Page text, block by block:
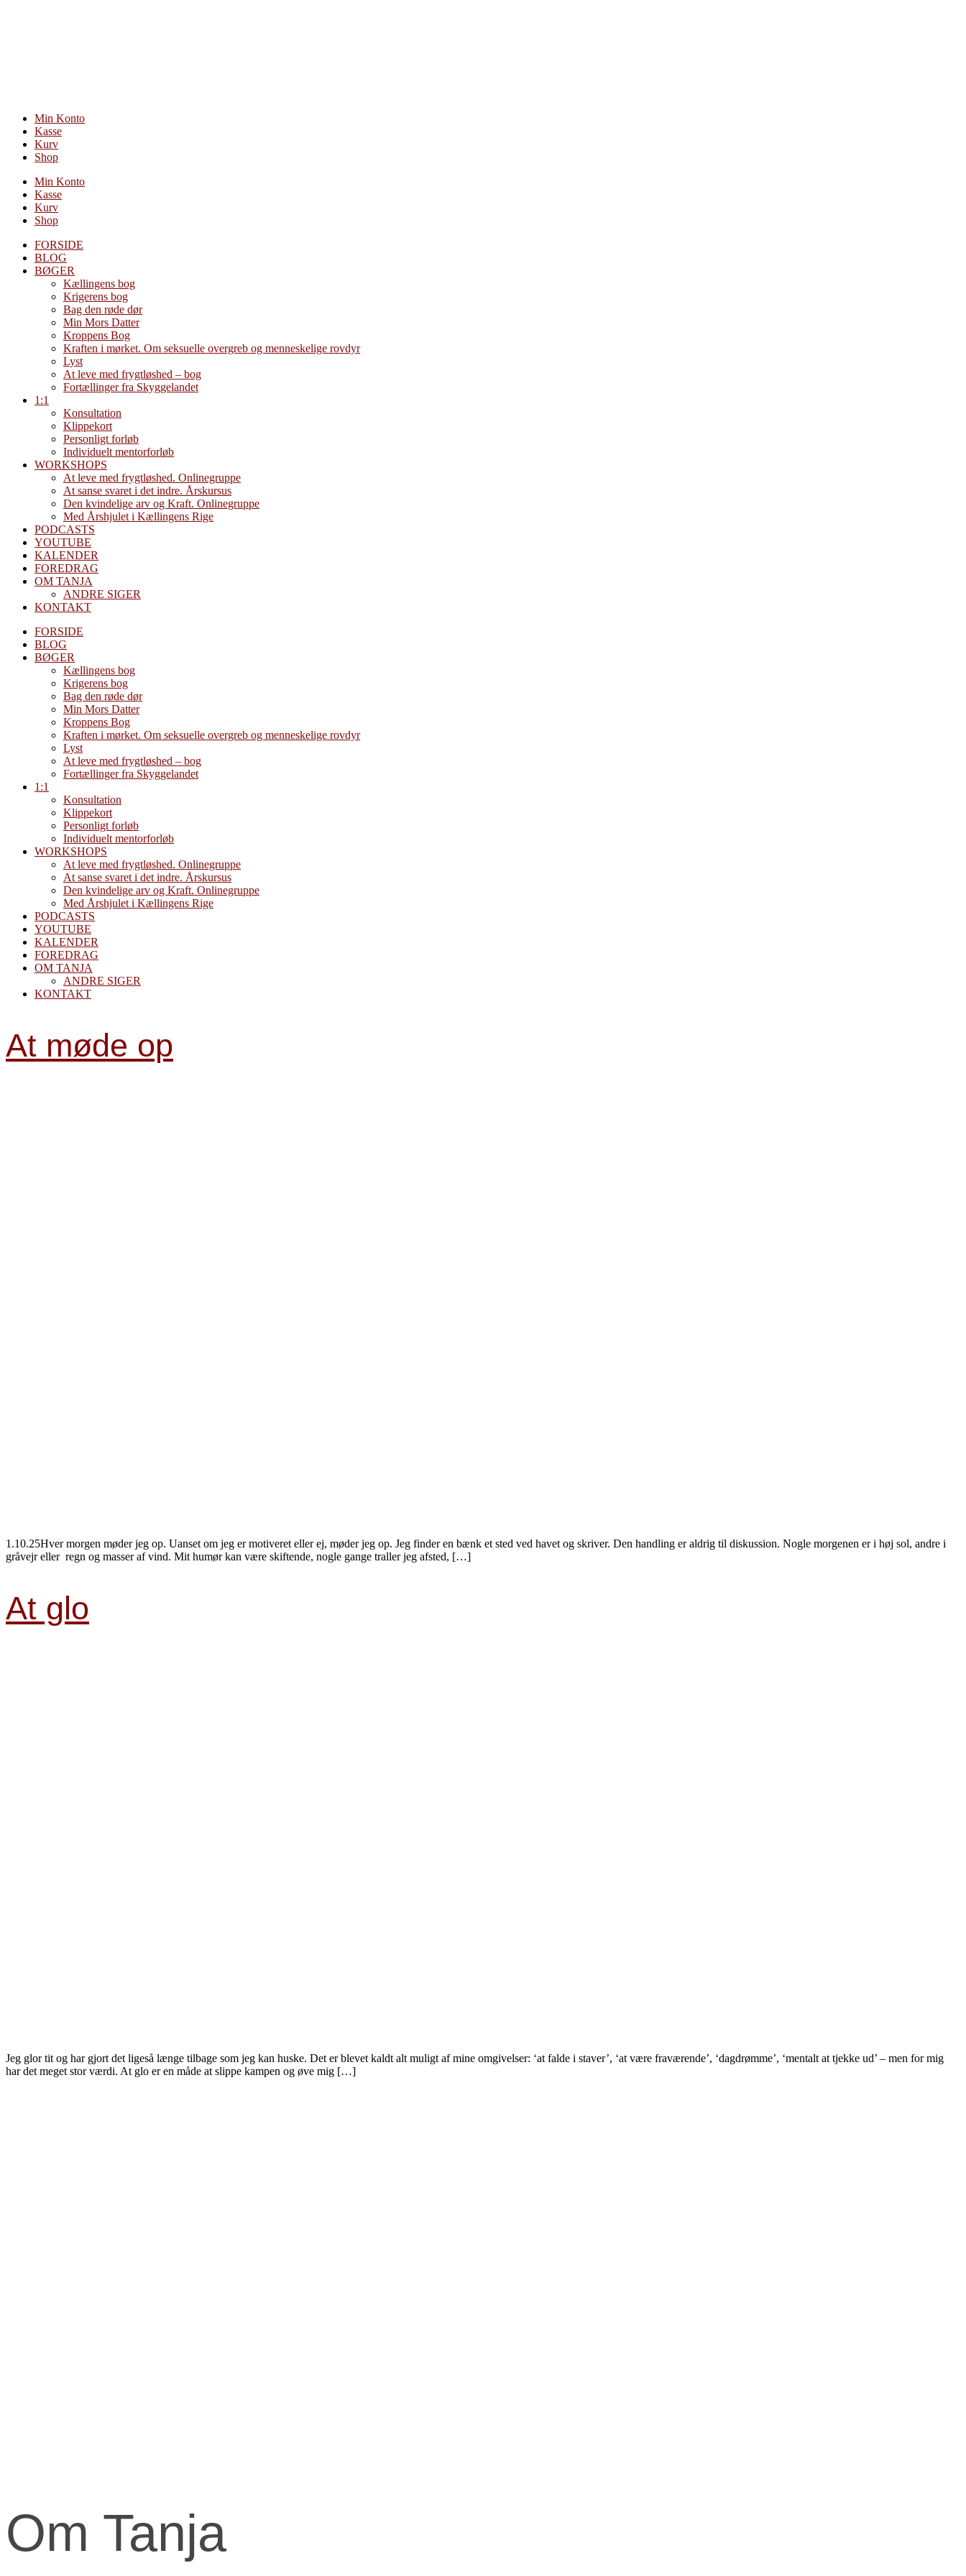
Min Konto
Kasse
Kurv
Shop
Min Konto
Kasse
Kurv
Shop
FORSIDE
BLOG
BØGER
Kællingens bog
Krigerens bog
Bag den røde dør
Min Mors Datter
Kroppens Bog
Kraften i mørket. Om seksuelle overgreb og menneskelige rovdyr
Lyst
At leve med frygtløshed – bog
Fortællinger fra Skyggelandet
1:1
Konsultation
Klippekort
Personligt forløb
Individuelt mentorforløb
WORKSHOPS
At leve med frygtløshed. Onlinegruppe
At sanse svaret i det indre. Årskursus
Den kvindelige arv og Kraft. Onlinegruppe
Med Årshjulet i Kællingens Rige
PODCASTS
YOUTUBE
KALENDER
FOREDRAG
OM TANJA
ANDRE SIGER
KONTAKT
FORSIDE
BLOG
BØGER
Kællingens bog
Krigerens bog
Bag den røde dør
Min Mors Datter
Kroppens Bog
Kraften i mørket. Om seksuelle overgreb og menneskelige rovdyr
Lyst
At leve med frygtløshed – bog
Fortællinger fra Skyggelandet
1:1
Konsultation
Klippekort
Personligt forløb
Individuelt mentorforløb
WORKSHOPS
At leve med frygtløshed. Onlinegruppe
At sanse svaret i det indre. Årskursus
Den kvindelige arv og Kraft. Onlinegruppe
Med Årshjulet i Kællingens Rige
PODCASTS
YOUTUBE
KALENDER
FOREDRAG
OM TANJA
ANDRE SIGER
KONTAKT
At møde op
1.10.25Hver morgen møder jeg op. Uanset om jeg er motiveret eller ej, møder jeg op. Jeg finder en bænk et sted ved havet og skriver. Den handling er aldrig til diskussion. Nogle morgenen er i høj sol, andre i
gråvejr eller regn og masser af vind. Mit humør kan være skiftende, nogle gange traller jeg afsted, […]
At glo
Jeg glor tit og har gjort det ligeså længe tilbage som jeg kan huske. Det er blevet kaldt alt muligt af mine omgivelser: ‘at falde i staver’, ‘at være fraværende’, ‘dagdrømme’, ‘mentalt at tjekke ud’ – men for mig
har det meget stor værdi. At glo er en måde at slippe kampen og øve mig […]
Om Tanja